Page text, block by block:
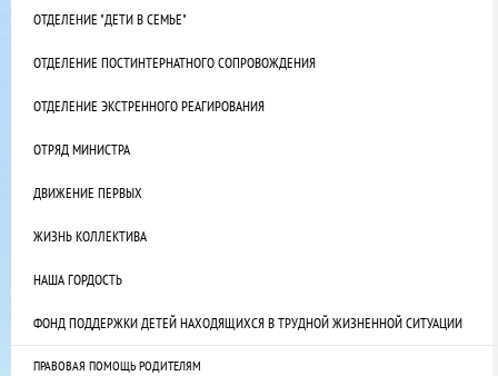
ОТДЕЛЕНИЕ "ДЕТИ В СЕМЬЕ"
ОТДЕЛЕНИЕ ПОСТИНТЕРНАТНОГО СОПРОВОЖДЕНИЯ
ОТДЕЛЕНИЕ ЭКСТРЕННОГО РЕАГИРОВАНИЯ
ОТРЯД МИНИСТРА
ДВИЖЕНИЕ ПЕРВЫХ
ЖИЗНЬ КОЛЛЕКТИВА
НАША ГОРДОСТЬ
ФОНД ПОДДЕРЖКИ ДЕТЕЙ НАХОДЯЩИХСЯ В ТРУДНОЙ ЖИЗНЕННОЙ СИТУАЦИИ
ПРАВОВАЯ ПОМОЩЬ РОДИТЕЛЯМ